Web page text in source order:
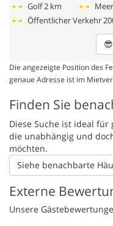
Golf2 km Meer
Öffentlicher Verkehr
😎
Die angezeigte Position des
genaue Adresse ist im
Finden Sie
Diese Suche ist ideal
die unabhängig und
möchten.
Siehe benachbarte
Externe
Unsere